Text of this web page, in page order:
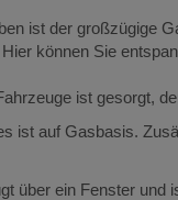
ist der großzügige
können Sie
ist gesorgt,
ist auf Gasbasis.
über ein Fenster und